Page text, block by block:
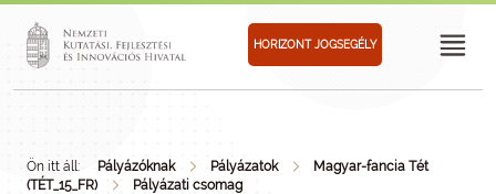
HORIZONT JOGSEGÉLY
Ön itt áll: Pályázóknak Pályázatok
Magyar-fancia Tét
(TÉT_15_FR)
Pályázati csomag